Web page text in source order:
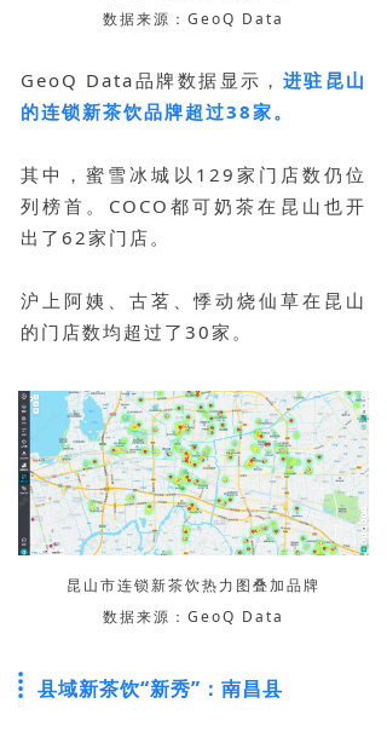
数据来源：GeoQ Data
GeoQ Data品牌数据显示， 进驻昆山
的连锁新茶饮品牌超过38家。
其中，蜜雪冰城以129家门店数仍位
列榜首。COCO都可奶茶在昆山也开
出了62家门店。
沪上阿姨、古茗、悸动烧仙草在昆山
的门店数均超过了30家。
昆山市连锁新茶饮热力图叠加品牌
数据来源：GeoQ Data
县域新茶饮“新秀”：南昌县